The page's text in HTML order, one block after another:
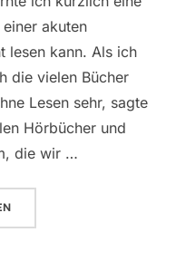
akuten
lesen kann. Als ich
die vielen Bücher
Lesen sehr, sagte
Hörbücher und
die wir …
„LITERATUR MACHT